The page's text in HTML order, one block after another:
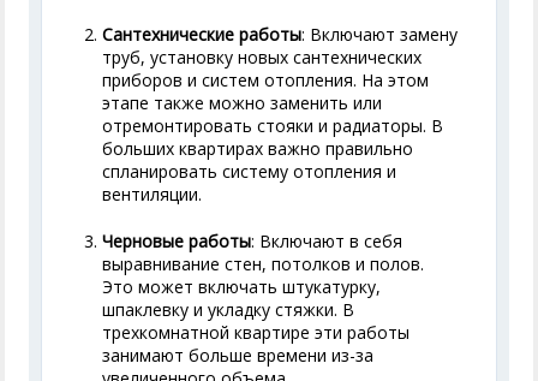
Сантехнические работы: Включают замену
труб, установку новых сантехнических
приборов и систем отопления. На этом
этапе также можно заменить или
отремонтировать стояки и радиаторы. В
больших квартирах важно правильно
спланировать систему отопления и
вентиляции.
Черновые работы: Включают в себя
выравнивание стен, потолков и полов.
Это может включать штукатурку,
шпаклевку и укладку стяжки. В
трехкомнатной квартире эти работы
занимают больше времени из-за